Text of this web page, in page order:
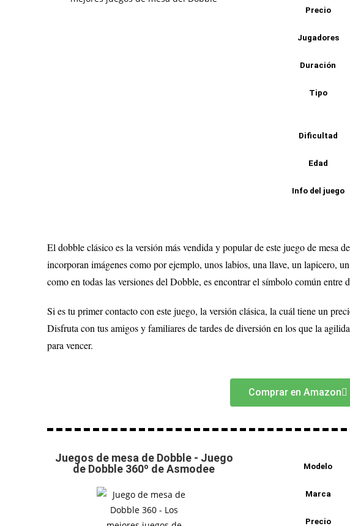
Precio
Jugadores
Duración
Tipo
Dificultad
Edad
Info del juego
El dobble clásico es la versión más vendida y popular de este juego de mesa
incorporan imágenes como por ejemplo, unos labios, una llave, un lapicero,
como en todas las versiones del Dobble, es encontrar el símbolo común entre
Si es tu primer contacto con este juego, la versión clásica, la cuál tiene un
Disfruta con tus amigos y familiares de tardes de diversión en los que la
para vencer.
Comprar en Amazon
Juegos de mesa de Dobble - Juego
de Dobble 360º de Asmodee
Modelo
Marca
Precio